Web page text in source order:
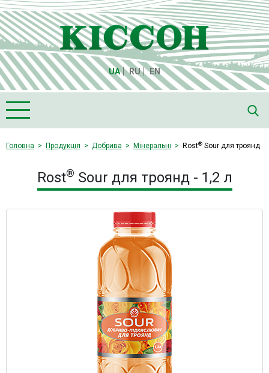
UA RU EN
Головна
Продукція
Головна Продукція Добрива Мінеральні Rost® Sour для троянд
Rost® Sour для троянд - 1,2 л